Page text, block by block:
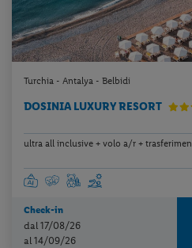
Turchia - Antalya - Belbidi
DOSINIA LUXURY RESORT
ultra all inclusive + volo a/r +
Check-in
dal 17/08/26
al 14/09/26